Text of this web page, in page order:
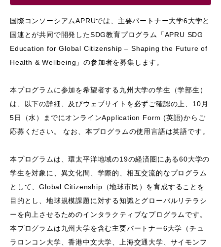
国際コンソーシアムAPRUでは、主要パートナー大学6大学と
国連とが共同で開発したSDG教育プログラム「APRU SDG
Education for Global Citizenship – Shaping the Future of
Health & Wellbeing」の参加者を募集します。
本プログラムに参加を希望者する九州大学の学生（学部生）
は、以下の詳細、及びウェブサイトを必ずご確認の上、10月
5日（水）までにオンラインApplication Form (英語)からご
応募ください。 なお、本プログラムの使用言語は英語です。
本プログラムは、環太平洋地域の19の経済圏にある60大学の
学生を対象に、異文化間、学際的、相互交流的なプログラム
として、Global Citizenship（地球市民）を育成することを
目的とし、地球規模課題に対する知識とグローバルリテラシ
ーを向上させるためのインタラクティブなプログラムです。
本プログラムは九州大学を含む主要パートナー6大学（チュ
ラロンコン大学、香港中文大学、上海交通大学、サイモンフ